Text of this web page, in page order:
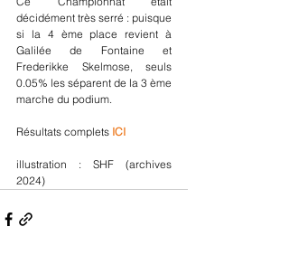
décidément très serré : puisque
si la 4 ème place revient à
Galilée de Fontaine et
Frederikke Skelmose, seuls
0.05% les séparent de la 3 ème
marche du podium.
Résultats complets ICI
illustration : SHF (archives
2024)